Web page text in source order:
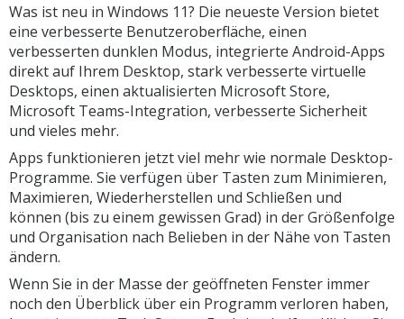
Was ist neu in Windows 11? Die neueste Version bietet
eine verbesserte Benutzeroberfläche, einen
verbesserten dunklen Modus, integrierte Android-Apps
direkt auf Ihrem Desktop, stark verbesserte virtuelle
Desktops, einen aktualisierten Microsoft Store,
Microsoft Teams-Integration, verbesserte Sicherheit
und vieles mehr.
Apps funktionieren jetzt viel mehr wie normale Desktop-
Programme. Sie verfügen über Tasten zum Minimieren,
Maximieren, Wiederherstellen und Schließen und
können (bis zu einem gewissen Grad) in der Größenfolge
und Organisation nach Belieben in der Nähe von Tasten
ändern.
Wenn Sie in der Masse der geöffneten Fenster immer
noch den Überblick über ein Programm verloren haben,